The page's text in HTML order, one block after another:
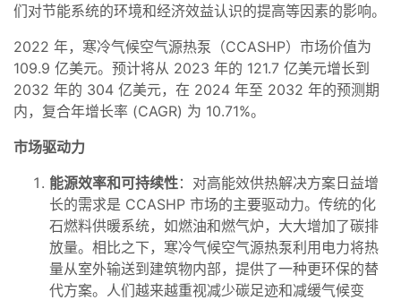
们对节能系统的环境和经济效益认识的提高等因素的影响。
2022 年，寒冷气候空气源热泵（CCASHP）市场价值为
109.9 亿美元。预计将从 2023 年的 121.7 亿美元增长到
2032 年的 304 亿美元，在 2024 年至 2032 年的预测期
内，复合年增长率 (CAGR) 为 10.71%。
市场驱动力
能源效率和可持续性：对高能效供热解决方案日益增
长的需求是 CCASHP 市场的主要驱动力。传统的化
石燃料供暖系统，如燃油和燃气炉，大大增加了碳排
放量。相比之下，寒冷气候空气源热泵利用电力将热
量从室外输送到建筑物内部，提供了一种更环保的替
代方案。人们越来越重视减少碳足迹和减缓气候变